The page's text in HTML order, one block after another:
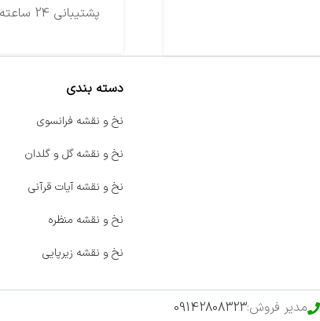
پشتیبانی 24 ساعته
دسته بندی
نخ و نقشه فرانسوی
نخ و نقشه گل و گلدان
نخ و نقشه آیات قرآنی
نخ و نقشه منظره
نخ و نقشه زیرپایی
مدیر فروش:09142808323